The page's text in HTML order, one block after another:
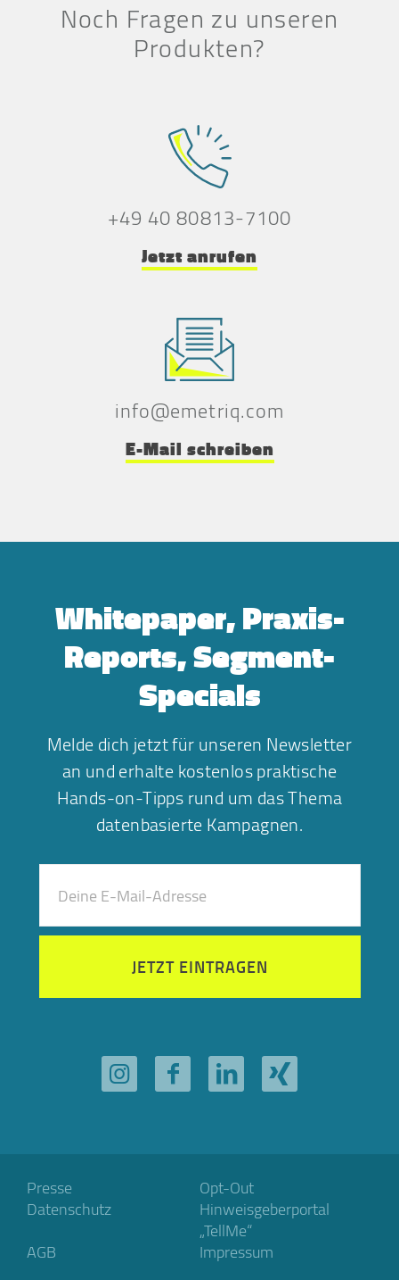
Noch Fragen zu unseren
Produkten?
+49 40 80813-7100
Jetzt anrufen
info@emetriq.com
E-Mail schreiben
Whitepaper, Praxis-
Reports, Segment-
Specials
Melde dich jetzt für unseren Newsletter
an und erhalte kostenlos praktische
Hands-on-Tipps rund um das Thema
datenbasierte Kampagnen.
JETZT EINTRAGEN
Presse
Opt-Out
Datenschutz
Hinweisgeberportal
„TellMe“
AGB
Impressum